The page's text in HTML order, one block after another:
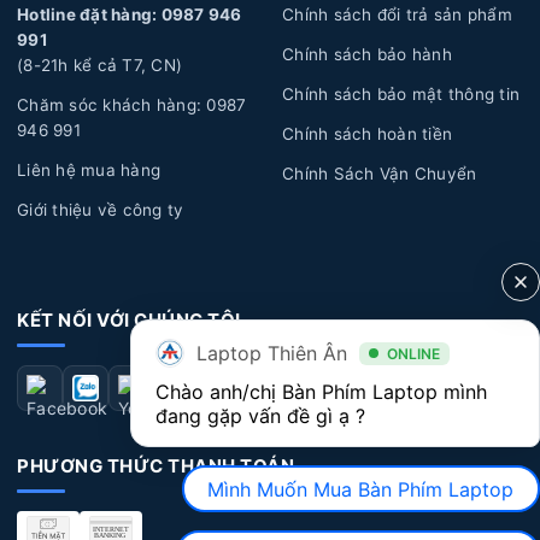
bong tróc, ẩm ướt, đổ nước, cà phê hoặc chất lỏng khác
chảy vào bàn phím, gây hỏng và không hoạt động đúng
Lỗi kỹ thuật:
Một số lỗi kỹ thuật từ nhà sản xuất có
thể xuất hiện sau một thời gian sử dụng dài, dẫn đến các
vấn đề về bàn phím như: chạm phím, liệt phím, bong
Dấu hiệu nhận biết Bàn Phím Laptop HP bị hư hỏng
Bàn phím không hoạt động:Một số phím không
nhận diện hoặc không hoạt động khi bạn bấm vào phím.
Điều này có thể xuất hiện ở một số phím cụ thể hoặc
toàn bộ bàn phím.
Bàn phím bị kẹt: Bàn phím bị kẹt khi gõ một phím
nhưng nhãy ra nhiều phím hoặc có khi tự động kẹt một
Hotline đặt hàng: 0987 946
991
(8-21h kể cả T7, CN)
Chăm sóc khách hàng: 0987
946 991
Liên hệ mua hàng
Giới thiệu về công ty
Chính sách đổi trả sản phẩm
Chính sách bảo hành
Chính sách bảo mật thông tin
Chính sách hoàn tiền
Chính Sách Vận Chuyển
KẾT NỐI VỚI CHÚNG TÔI
PHƯƠNG THỨC THANH TOÁN
Laptop Thiên Ân ONLINE
Chào anh/chị Bàn Phím Laptop mình
đang gặp vấn đề gì ạ ?
Mình Muốn Mua Bàn Phím Laptop